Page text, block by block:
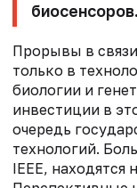
биосенсоров.
Прорывы в
только в
биологии и
инвестиции в
очередь
технологий.
IEEE, находятся